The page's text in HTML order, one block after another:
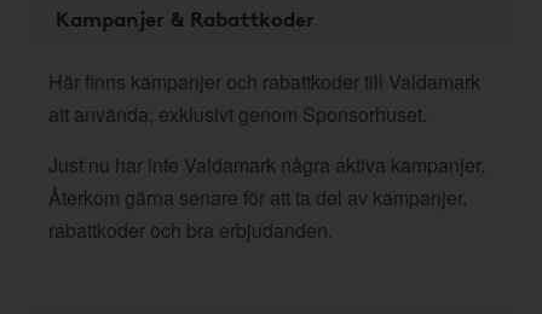
Kampanjer & Rabattkoder
Här finns kampanjer och rabattkoder till Valdamark
att använda, exklusivt genom Sponsorhuset.
Just nu har inte Valdamark några aktiva kampanjer.
Återkom gärna senare för att ta del av kampanjer,
rabattkoder och bra erbjudanden.